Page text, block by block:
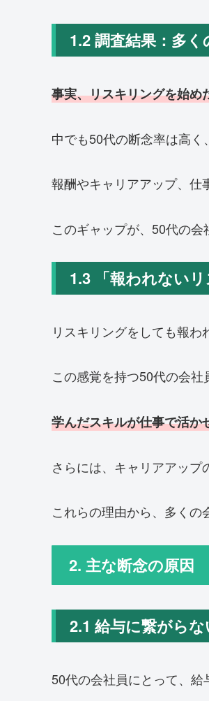
1.2 調査結果：多
事実、リスキリングを始め
中でも50代の断念率は高く
報酬やキャリアアップ、仕
このギャップが、50代の会
1.3 「報われない
リスキリングをしても報わ
この感覚を持つ50代の会社
学んだスキルが仕事で活か
さらには、キャリアアップ
これらの理由から、多くの
2. 主な断念の原因
2.1 給与に繋がら
50代の会社員にとって、給